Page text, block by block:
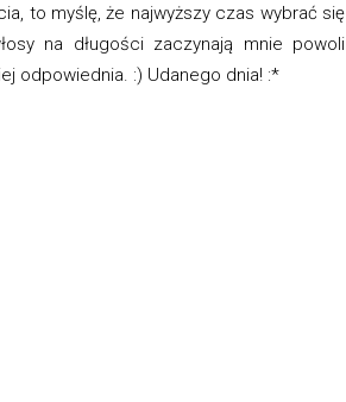
to myślę, że najwyższy czas wybrać się
na długości zaczynają mnie powoli
odpowiednia. :) Udanego dnia! :*